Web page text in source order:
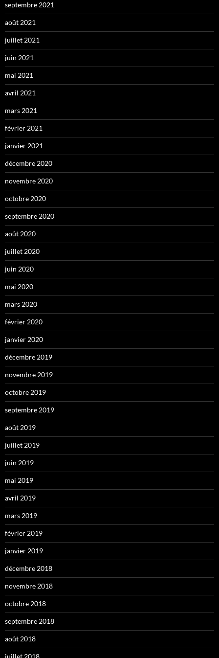
septembre 2021
août 2021
juillet 2021
juin 2021
mai 2021
avril 2021
mars 2021
février 2021
janvier 2021
décembre 2020
novembre 2020
octobre 2020
septembre 2020
août 2020
juillet 2020
juin 2020
mai 2020
mars 2020
février 2020
janvier 2020
décembre 2019
novembre 2019
octobre 2019
septembre 2019
août 2019
juillet 2019
juin 2019
mai 2019
avril 2019
mars 2019
février 2019
janvier 2019
décembre 2018
novembre 2018
octobre 2018
septembre 2018
août 2018